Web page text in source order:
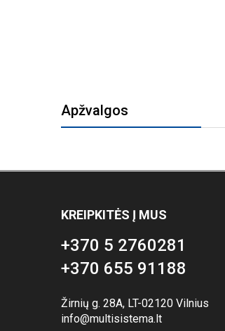
Apžvalgos
KREIPKITĖS Į MUS
+370 5 2760281
+370 655 91188
Žirnių g. 28A, LT-02120 Vilnius
info@multisistema.lt